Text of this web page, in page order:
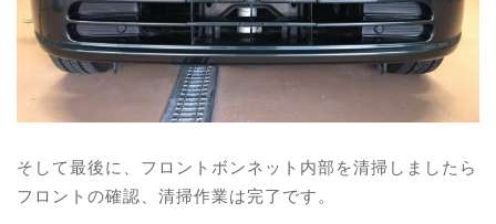
そして最後に、フロントボンネット内部を清掃しましたら
フロントの確認、清掃作業は完了です。